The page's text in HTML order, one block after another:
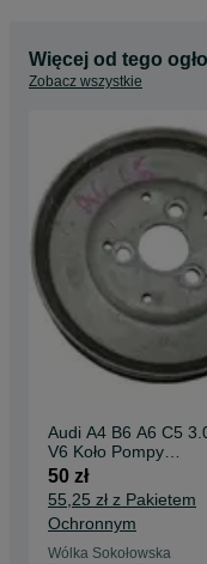
Więcej od tego
Zobacz wszystkie
Audi A4 B6 A6 C5
V6 Koło Pompy
Wspomagania
50 zł
55,25 zł z Pakietem
Ochronnym
Wólka Sokołowska